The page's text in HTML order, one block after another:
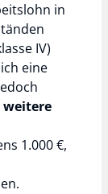
in
IV)
eine
weitere
1.000 €,